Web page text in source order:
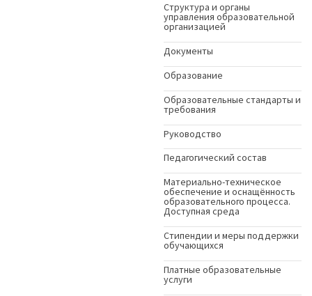
Структура и органы
управления образовательной
организацией
Документы
Образование
Образовательные стандарты и
требования
Руководство
Педагогический состав
Материально-техническое
обеспечение и оснащённость
образовательного процесса.
Доступная среда
Стипендии и меры поддержки
обучающихся
Платные образовательные
услуги